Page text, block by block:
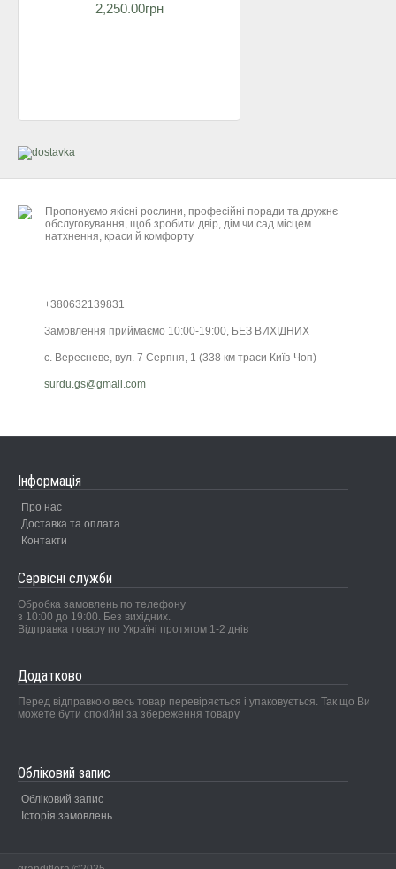
2,250.00грн
Пропонуємо якісні рослини, професійні поради та дружнє
обслуговування, щоб зробити двір, дім чи сад місцем
натхнення, краси й комфорту
+380632139831
Замовлення приймаємо 10:00-19:00, БЕЗ ВИХІДНИХ
с. Вересневе, вул. 7 Серпня, 1 (338 км траси Київ-Чоп)
surdu.gs@gmail.com
Інформація
Про нас
Доставка та оплата
Контакти
Сервісні служби
Обробка замовлень по телефону
з 10:00 до 19:00. Без вихідних.
Відправка товару по Україні протягом 1-2 днів
Додатково
Перед відправкою весь товар перевіряється і упаковується. Так що Ви
можете бути спокійні за збереження товару
Обліковий запис
Обліковий запис
Історія замовлень